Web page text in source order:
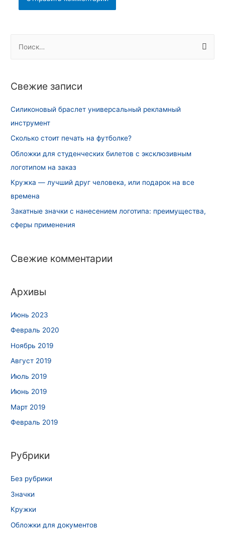
т
:
Свежие записи
Силиконовый браслет универсальный рекламный
инструмент
Сколько стоит печать на футболке?
Обложки для студенческих билетов с эксклюзивным
логотипом на заказ
Кружка — лучший друг человека, или подарок на все
времена
Закатные значки с нанесением логотипа: преимущества,
сферы применения
Свежие комментарии
Архивы
Июнь 2023
Февраль 2020
Ноябрь 2019
Август 2019
Июль 2019
Июнь 2019
Март 2019
Февраль 2019
Рубрики
Без рубрики
Значки
Кружки
Обложки для документов